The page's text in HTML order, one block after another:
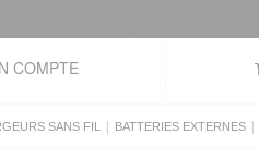
COMPTE
SANS FIL BATTERIES EXTERNES